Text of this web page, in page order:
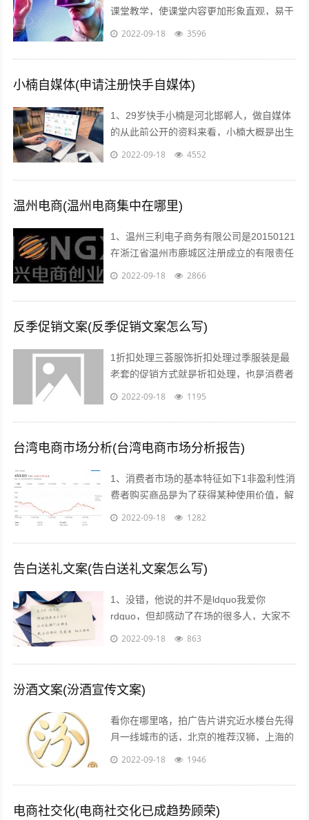
课堂教学，使课堂内容更加形象直观，易于
师生情感交流，及时反馈和引导，从而有效
2022-09-18 3596
小楠自媒体(申请注册快手自媒体)
1、29岁快手小楠是河北邯郸人，做自媒体
的从此前公开的资料来看，小楠大概是出生
于1993年的美女，如今29岁上下。...
2022-09-18 4552
温州电商(温州电商集中在哪里)
1、温州三利电子商务有限公司是20150121
在浙江省温州市鹿城区注册成立的有限责任
公司自然人投资或控股，注册地址位于温州
2022-09-18 2866
反季促销文案(反季促销文案怎么写)
1折扣处理三荟服饰折扣处理过季服装是最
老套的促销方式就是折扣处理，也是消费者
最愿意接受的方式也有很多消费者比较乐意
2022-09-18 1195
台湾电商市场分析(台湾电商市场分析报告)
1、消费者市场的基本特征如下1非盈利性消
费者购买商品是为了获得某种使用价值，解
决自身的生活消费需求，而不是为了盈利去
2022-09-18 1282
告白送礼文案(告白送礼文案怎么写)
1、没错，他说的并不是ldquo我爱你
rdquo，但却感动了在场的很多人，大家不
约而同的为他鼓掌所以我说，真正适合520
2022-09-18 863
汾酒文案(汾酒宣传文案)
看你在哪里咯，拍广告片讲究近水楼台先得
月一线城市的话，北京的推荐汉狮，上海的
赤马，广州的平方影视，深圳的就宝视达了
2022-09-18 1946
电商社交化(电商社交化已成趋势顾荣)